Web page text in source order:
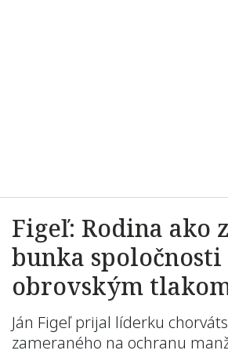
Figeľ: Rodina ako
bunka
obrovským
Ján Figeľ prijal líderku
zameraného na ochranu